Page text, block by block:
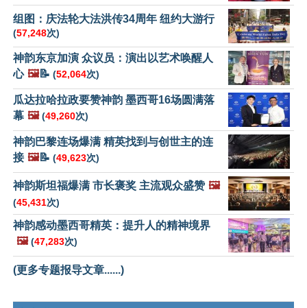
组图：庆法轮大法洪传34周年 纽约大游行
(57,248次)
神韵东京加演 众议员：演出以艺术唤醒人
心 🖼️📝 (52,064次)
瓜达拉哈拉政要赞神韵 墨西哥16场圆满落
幕 🖼️ (49,260次)
神韵巴黎连场爆满 精英找到与创世主的连
接 🖼️📝 (49,623次)
神韵斯坦福爆满 市长褒奖 主流观众盛赞 🖼️
(45,431次)
神韵感动墨西哥精英：提升人的精神境界
🖼️ (47,283次)
(更多专题报导文章......)